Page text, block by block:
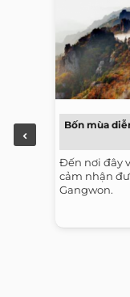
Bốn mùa
Đến nơi đây
cảm nhận
Gangwon.